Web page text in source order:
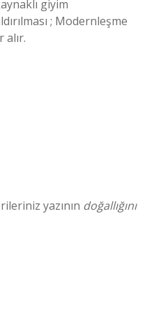
giyim
; Modernleşme
alır.
yazının doğallığını